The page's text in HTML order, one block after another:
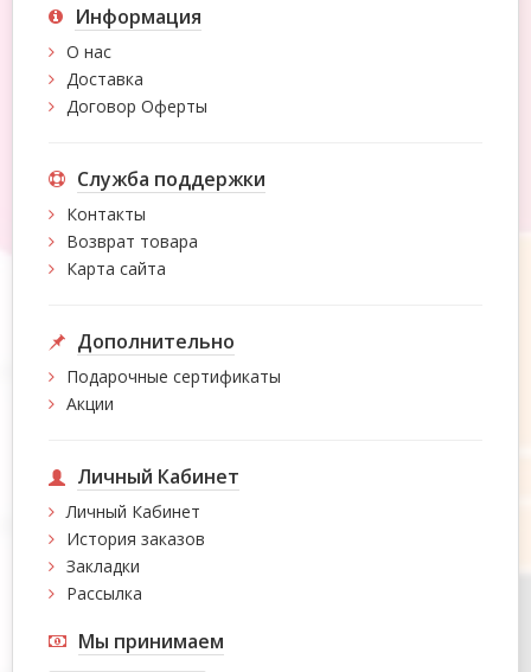
Информация
О нас
Доставка
Договор Оферты
Служба поддержки
Контакты
Возврат товара
Карта сайта
Дополнительно
Подарочные сертификаты
Акции
Личный Кабинет
Личный Кабинет
История заказов
Закладки
Рассылка
Мы принимаем